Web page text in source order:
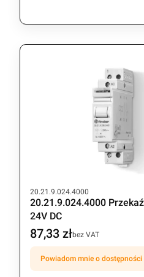
Kod produktu
20.21.9.024.4000
20.21.9.024.4000
24V DC
Cena
87,33 złbez VAT
Powiadom mnie o dostępności